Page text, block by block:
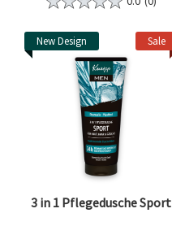
Sale
New Design
3 in 1 Pflegedusche Sport